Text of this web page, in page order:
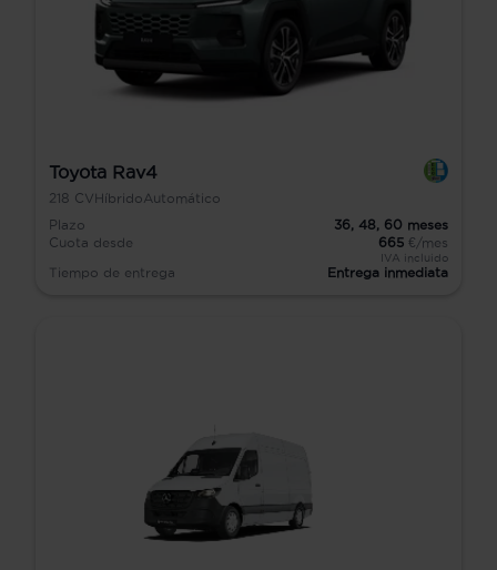
Toyota Rav4
218 CV HíbridoAutomático
Plazo
36, 48, 60 meses
Cuota desde
665 €/mes
IVA incluido
Tiempo de entrega Entrega inmediata